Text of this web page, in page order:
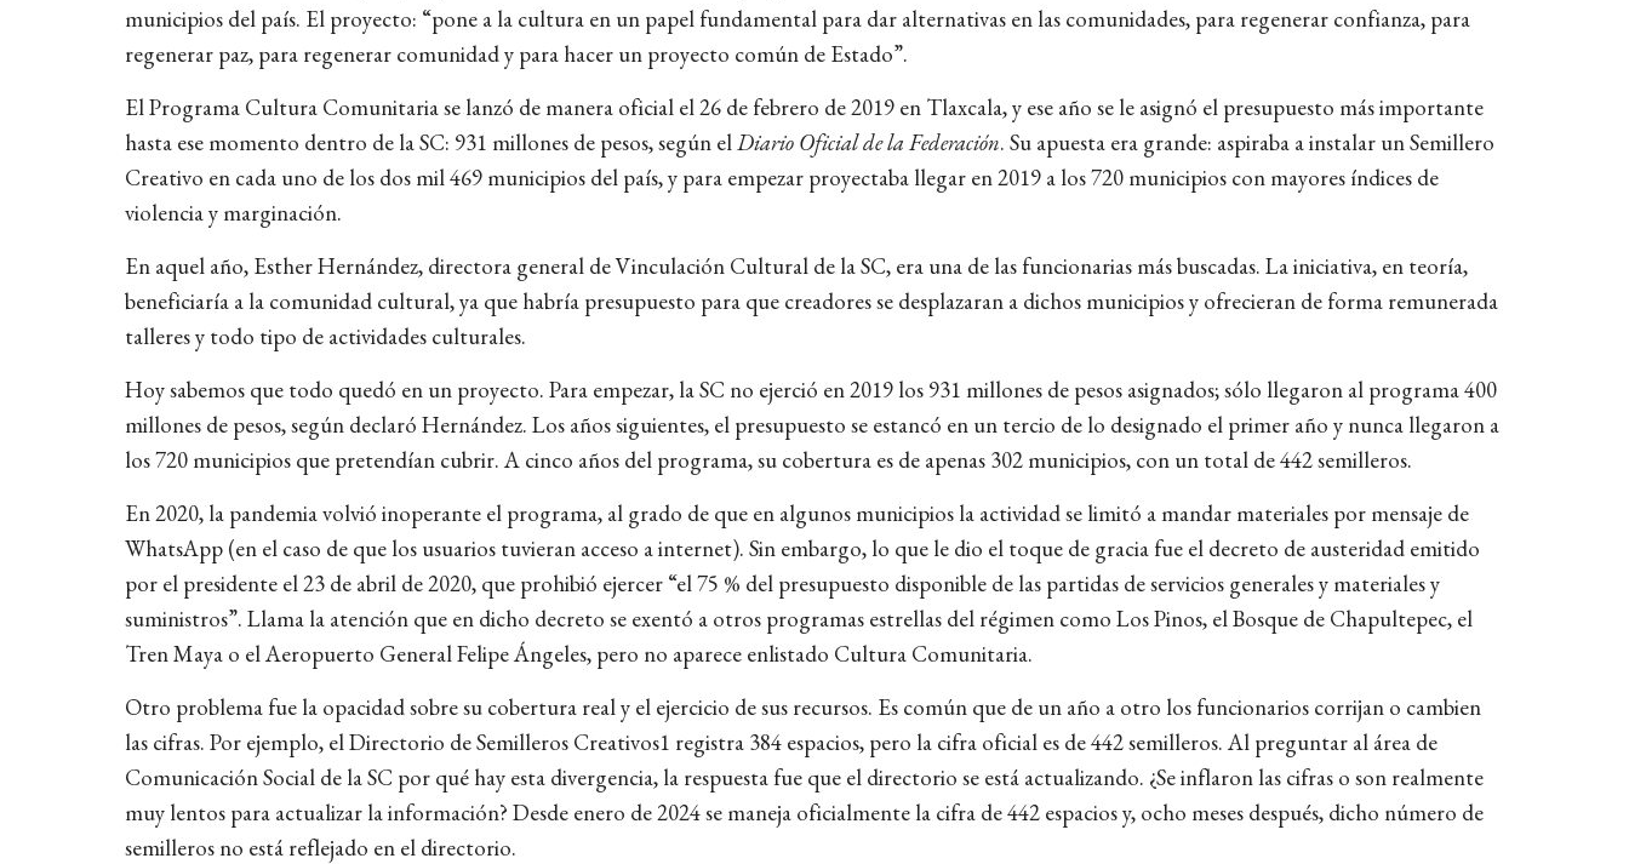
municipios del país. El proyecto: “pone a la cultura en un papel fundamental para dar alternativas en las comunidades, para regenerar confianza, para
regenerar paz, para regenerar comunidad y para hacer un proyecto común de Estado”.
El Programa Cultura Comunitaria se lanzó de manera oficial el 26 de febrero de 2019 en Tlaxcala, y ese año se le asignó el presupuesto más importante
hasta ese momento dentro de la SC: 931 millones de pesos, según elDiario Oficial de la Federación. Su apuesta era grande: aspiraba a instalar un Semillero
Creativo en cada uno de los dos mil 469 municipios del país, y para empezar proyectaba llegar en 2019 a los 720 municipios con mayores índices de
violencia y marginación.
En aquel año, Esther Hernández, directora general de Vinculación Cultural de la SC, era una de las funcionarias más buscadas. La iniciativa, en teoría,
beneficiaría a la comunidad cultural, ya que habría presupuesto para que creadores se desplazaran a dichos municipios y ofrecieran de forma remunerada
talleres y todo tipo de actividades culturales.
Hoy sabemos que todo quedó en un proyecto. Para empezar, la SC no ejerció en 2019 los 931 millones de pesos asignados; sólo llegaron al programa 400
millones de pesos, según declaró Hernández. Los años siguientes, el presupuesto se estancó en un tercio de lo designado el primer año y nunca llegaron a
los 720 municipios que pretendían cubrir. A cinco años del programa, su cobertura es de apenas 302 municipios, con un total de 442 semilleros.
En 2020, la pandemia volvió inoperante el programa, al grado de que en algunos municipios la actividad se limitó a mandar materiales por mensaje de
WhatsApp (en el caso de que los usuarios tuvieran acceso a internet). Sin embargo, lo que le dio el toque de gracia fue el decreto de austeridad emitido
por el presidente el 23 de abril de 2020, que prohibió ejercer “el 75 % del presupuesto disponible de las partidas de servicios generales y materiales y
suministros”. Llama la atención que en dicho decreto se exentó a otros programas estrellas del régimen como Los Pinos, el Bosque de Chapultepec, el
Tren Maya o el Aeropuerto General Felipe Ángeles, pero no aparece enlistado Cultura Comunitaria.
Otro problema fue la opacidad sobre su cobertura real y el ejercicio de sus recursos. Es común que de un año a otro los funcionarios corrijan o cambien
las cifras. Por ejemplo, el Directorio de Semilleros Creativos1 registra 384 espacios, pero la cifra oficial es de 442 semilleros. Al preguntar al área de
Comunicación Social de la SC por qué hay esta divergencia, la respuesta fue que el directorio se está actualizando. ¿Se inflaron las cifras o son realmente
muy lentos para actualizar la información? Desde enero de 2024 se maneja oficialmente la cifra de 442 espacios y, ocho meses después, dicho número de
semilleros no está reflejado en el directorio.